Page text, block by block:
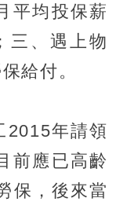
平均投保薪
三、遇上物
給付。
2015年請領
前應已高齡
保，後來當